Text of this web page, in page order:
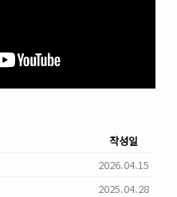
작성일
2026.04.15
2025.04.28